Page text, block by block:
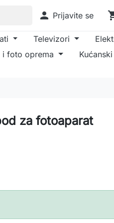
 Prijavite se
Televizori
i foto oprema
za fotoaparat